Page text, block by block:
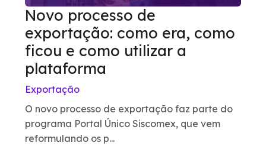
Novo processo de
exportação: como era, como
ficou e como utilizar a
plataforma
Exportação
O novo processo de exportação faz parte do
programa Portal Único Siscomex, que vem
reformulando os p...